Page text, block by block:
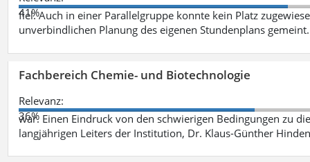
41%
fiel. Auch in einer Parallelgruppe konnte kein Platz
unverbindlichen Planung des eigenen Stundenplans
Fachbereich Chemie- und Biotechnologie
Relevanz:
36%
war. Einen Eindruck von den schwierigen Bedingungen zu
langjährigen Leiters der Institution, Dr. Klaus-Günther